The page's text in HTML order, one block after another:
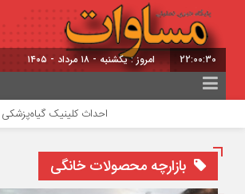
22:00:30 امروز : یکشنبه - ۱۸ مرداد - ۱۴۰۵
احداث کلینیک گیاه‌پزشکی
بازارچه محصولات خانگی